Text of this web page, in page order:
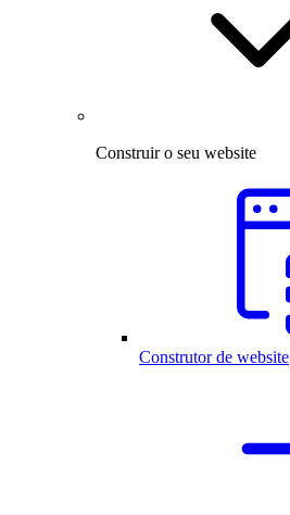
Construir o seu website
Construtor de website